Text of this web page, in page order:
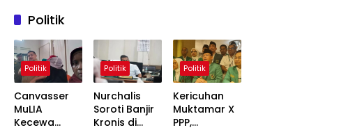
Politik
Politik
Canvasser
MuLIA
Kecewa
Politik
Nurchalis
Soroti Banjir
Kronis di
Politik
Kericuhan
Muktamar X
PPP,